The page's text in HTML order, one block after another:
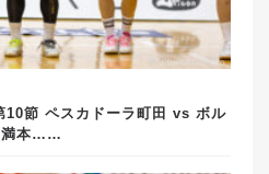
10節 ペスカドーラ町田 vs ボル
満本……